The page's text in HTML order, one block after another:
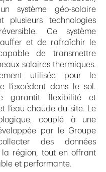
système géo-solaire
plusieurs technologies
Ce système
et de rafraîchir le
de transmettre
solaires thermiques.
utilisée pour le
l’excédent dans le sol.
garantit flexibilité et
l’eau chaude du site. Le
couplé à une
par le Groupe
des données
la région, tout en offrant
et performante.